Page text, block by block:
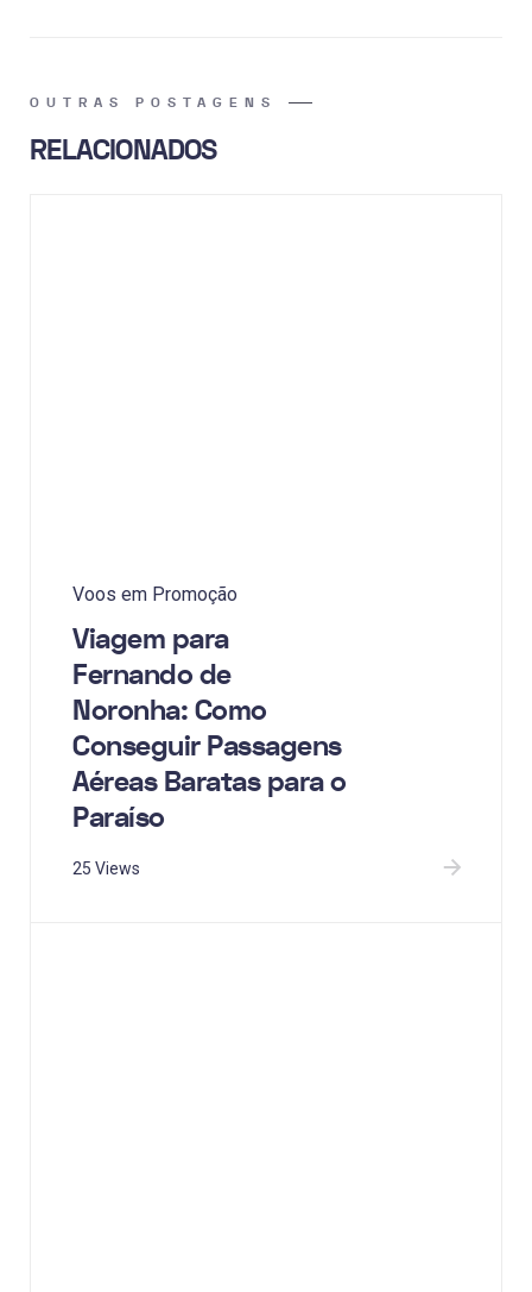
OUTRAS POSTAGENS
RELACIONADOS
Voos em Promoção
Viagem para
Fernando de
Noronha: Como
Conseguir Passagens
Aéreas Baratas para o
Paraíso
25 Views